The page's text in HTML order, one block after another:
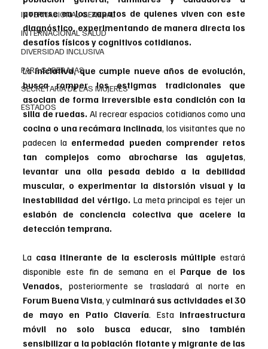
INTERNACIONAL GENERAL
INTERNACIONAL SALUD
DIVERSIDAD INCLUSIVA
PARA SABER MAS
SECRETARIA DE LAS MUJERES
ESTADOS
ponerse en los zapatos de quienes viven con este
diagnóstico, experimentando de manera directa los
desafíos físicos y cognitivos cotidianos.
La iniciativa, que cumple nueve años de evolución,
busca romper los estigmas tradicionales que
asocian de forma irreversible esta condición con la
silla de ruedas.
cocina o una recámara inclinada, los visitantes que no
padecen la enfermedad pueden comprender retos
tan complejos como abrocharse las agujetas
levantar una olla pesada debido a la debilidad
muscular, o experimentar la distorsión visual y la
inestabilidad del vértigo.
eslabón de conciencia colectiva que acelere la
detección temprana.
La casa itinerante de la esclerosis múltiple estará
disponible este fin de semana en el Parque de los
Venados,
Forum Buena Vista, y culminará sus actividades el 30
de mayo en Patio Clavería. Esta infraestructura
móvil no solo busca educar, sino también
sensibilizar a la población flotante y migrante de las